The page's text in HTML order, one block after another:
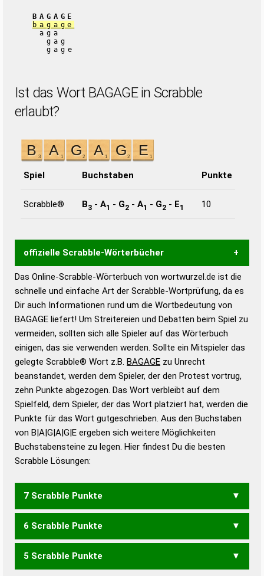
BAGAGE
bagage
aga
gag
gage
Ist das Wort BAGAGE in Scrabble
erlaubt?
Spiel Buchstaben Punkte
Scrabble® B3 - A1 - G2 - A1 - G2 - E1 10
offizielle Scrabble-Wörterbücher
Wortwurzel liefert mit Hilfe eines semantischen
Wortanalyse-Algorithmus gute Anhaltspunkte zu
Wortbedeutung, Worttrennung und Wortform, um die
Gültigkeit eines Wortes für das Scrabble-Spiel zu
bestimmen!
zugelassene Turnier Scrabble-
Wörterbücher sind:
Duden – Standardwerk in 12 Bänden
Duden – Richtiges und gutes
Deutsch
Duden – Die deutsche Grammatik
Duden – Deutsches
Das Online-Scrabble-Wörterbuch von wortwurzel.de ist die
schnelle und einfache Art der Scrabble-Wortprüfung, da es
Dir auch Informationen rund um die Wortbedeutung von
BAGAGE liefert! Um Streitereien und Debatten beim Spiel zu
vermeiden, sollten sich alle Spieler auf das Wörterbuch
einigen, das sie verwenden werden. Sollte ein Mitspieler das
gelegte Scrabble® Wort z.B. BAGAGE zu Unrecht
beanstandet, werden dem Spieler, der den Protest vortrug,
zehn Punkte abgezogen. Das Wort verbleibt auf dem
Spielfeld, dem Spieler, der das Wort platziert hat, werden die
Punkte für das Wort gutgeschrieben. Aus den Buchstaben
von B|A|G|A|G|E ergeben sich weitere Möglichkeiten
Buchstabensteine zu legen. Hier findest Du die besten
Scrabble Lösungen:
7 Scrabble Punkte
GABE
6 Scrabble Punkte
AGB BEG GAB GEB GAGA
5 Scrabble Punkte